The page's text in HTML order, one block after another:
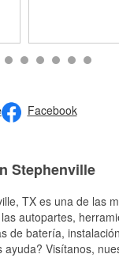
Facebook
Stephenville
, TX es una de las
autopartes,
de batería,
Visítanos,